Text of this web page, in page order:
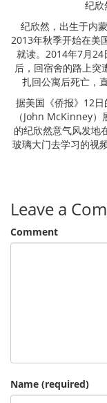
纪欣
纪欣然，出生于内
2013年秋季开始在美
就读。2014年7月24
后，回宿舍的路上突
扎回公寓后死亡，
据美国《侨报》12
（John McKinney
的纪欣然意气风发地
玻璃大门去学习的视
Leave a
Comment
Name (required)